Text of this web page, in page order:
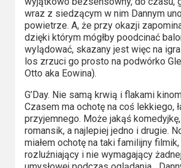
na
faktach
Thrillery
Streaming
Amazon
Prime
Video
wraz z siedzącym w nim Dannym
powietrze. A, że przy okazji
dzięki którym mógłby poodcinać
wylądować, skazany jest więc na
los zrzuci go prosto na podwórko
Otto aka Eowina).
G’Day. Nie samą krwią i flakami
Czasem ma ochotę na coś lekkiego,
przyjemnego. Może jakąś
romansik, a najlepiej jedno i drugie.
miałem ochotę na taki familijny filmik,
rozluźniający i nie wymagający